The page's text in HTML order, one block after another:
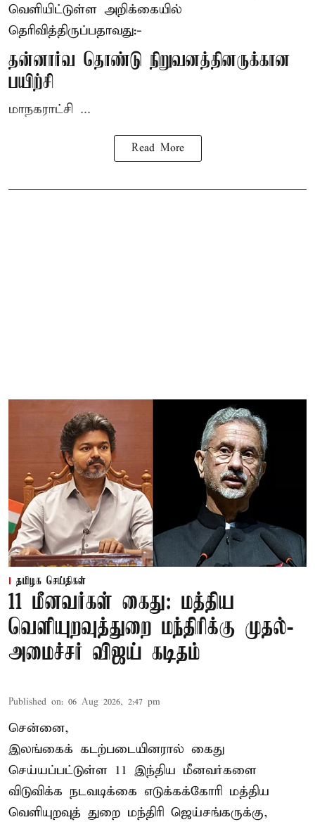
வெளியிட்டுள்ள அறிக்கையில்
தெரிவித்திருப்பதாவது:-
தன்னார்வ தொண்டு நிறுவனத்தினருக்கான
பயிற்சி
மாநகராட்சி ...
Read More
தமிழக செய்திகள்
11 மீனவர்கள் கைது: மத்திய
வெளியுறவுத்துறை மந்திரிக்கு முதல்-
அமைச்சர் விஜய் கடிதம்
Published on: 06 Aug 2026, 2:47 pm
சென்னை,
இலங்கைக் கடற்படையினரால் கைது
செய்யப்பட்டுள்ள 11 இந்திய மீனவர்களை
விடுவிக்க நடவடிக்கை எடுக்கக்கோரி மத்திய
வெளியுறவுத் துறை மந்திரி ஜெய்சங்கருக்கு,